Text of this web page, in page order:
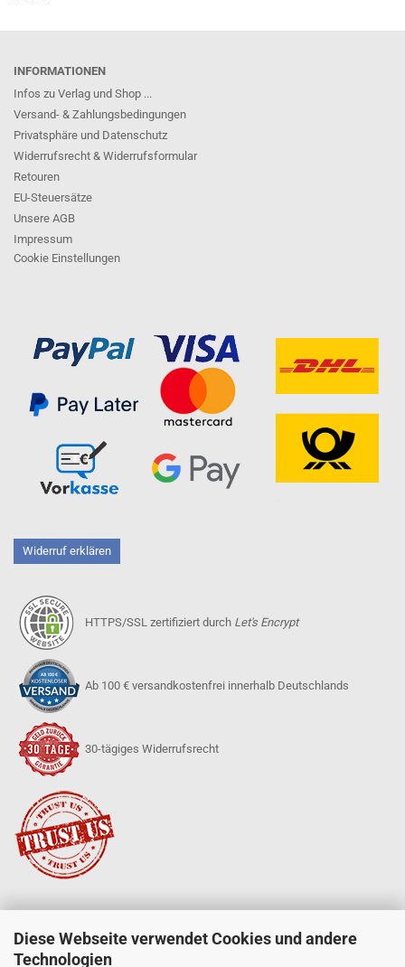
Diese Webseite verwendet Cookies und andere
Technologien
INFORMATIONEN
Infos zu Verlag und Shop ...
Versand- & Zahlungsbedingungen
Privatsphäre und Datenschutz
Widerrufsrecht & Widerrufsformular
Retouren
EU-Steuersätze
Unsere AGB
Impressum
Cookie Einstellungen
Widerruf erklären
HTTPS/SSL zertifiziert durch Let's Encrypt
Ab 100 € versandkostenfrei innerhalb Deutschlands
30-tägiges Widerrufsrecht
SERVICE
Mein Konto